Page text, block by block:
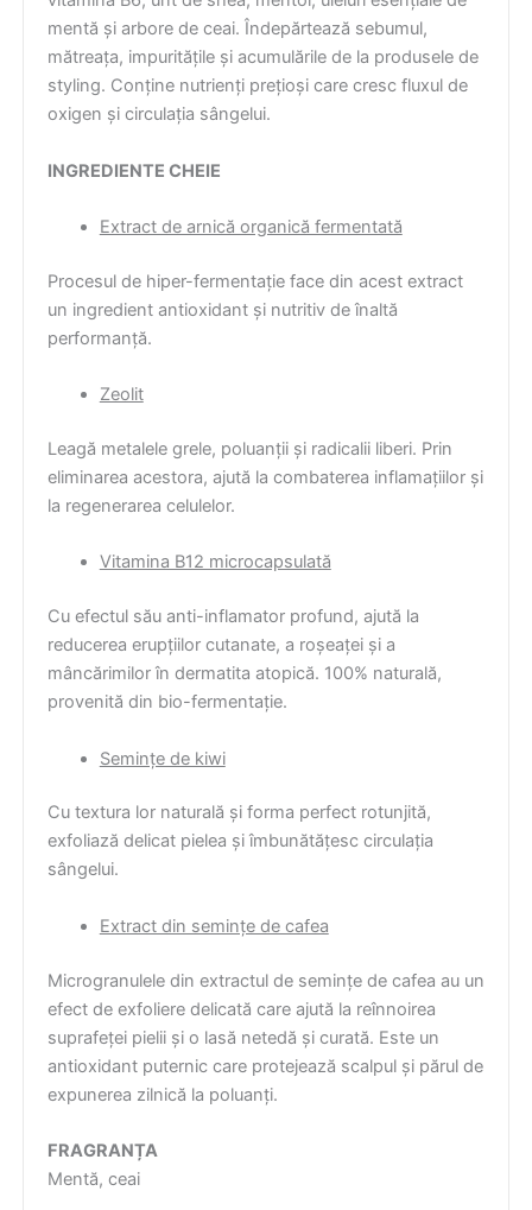
mentă și arbore de ceai. Îndepărtează sebumul,
mătreața, impuritățile și acumulările de la produsele de
styling. Conține nutrienți prețioși care cresc fluxul de
oxigen și circulația sângelui.
INGREDIENTE CHEIE
Extract de arnică organică fermentată
Procesul de hiper-fermentație face din acest extract
un ingredient antioxidant și nutritiv de înaltă
performanță.
Zeolit
Leagă metalele grele, poluanții și radicalii liberi. Prin
eliminarea acestora, ajută la combaterea inflamațiilor și
la regenerarea celulelor.
Vitamina B12 microcapsulată
Cu efectul său anti-inflamator profund, ajută la
reducerea erupțiilor cutanate, a roșeaței și a
mâncărimilor în dermatita atopică. 100% naturală,
provenită din bio-fermentație.
Semințe de kiwi
Cu textura lor naturală și forma perfect rotunjită,
exfoliază delicat pielea și îmbunătățesc circulația
sângelui.
Extract din semințe de cafea
Microgranulele din extractul de semințe de cafea au un
efect de exfoliere delicată care ajută la reînnoirea
suprafeței pielii și o lasă netedă și curată. Este un
antioxidant puternic care protejează scalpul și părul de
expunerea zilnică la poluanți.
FRAGRANȚA
Mentă, ceai